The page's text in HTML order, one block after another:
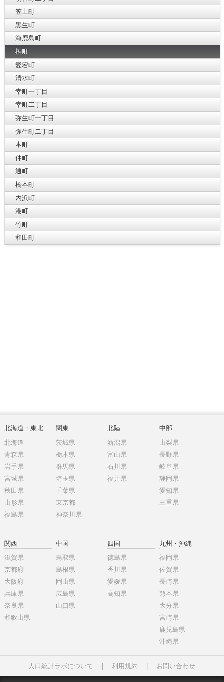
笠上町
黒生町
海鹿島町
榊町
愛宕町
清水町
幸町一丁目
幸町二丁目
弥生町一丁目
弥生町二丁目
本町
仲町
通町
橋本町
内浜町
港町
竹町
和田町
北海道・東北
北海道
青森県
岩手県
宮城県
秋田県
山形県
福島県
関東
茨城県
栃木県
群馬県
埼玉県
千葉県
東京都
神奈川県
北陸
新潟県
富山県
石川県
福井県
中部
山梨県
長野県
岐阜県
静岡県
愛知県
三重県
関西
滋賀県
京都府
大阪府
兵庫県
奈良県
和歌山県
中国
鳥取県
島根県
岡山県
広島県
山口県
四国
徳島県
香川県
愛媛県
高知県
九州・沖縄
福岡県
佐賀県
長崎県
熊本県
大分県
宮崎県
鹿児島県
沖縄県
人口統計ラボについて 利用規約 お問い合わせ